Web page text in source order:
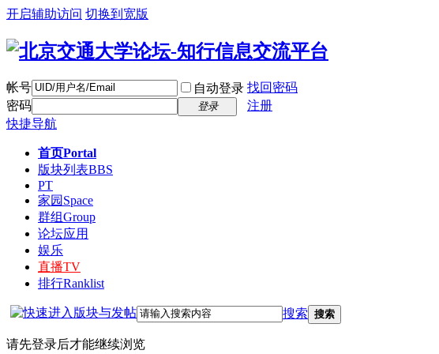
开启辅助访问 切换到宽版
帐号 自动登录 找回密码
密码
登录
注册
快捷导航
首页Portal
版块列表BBS
PT
家园 Space
群组Group
论坛应用
娱乐
直播TV
排行Ranklist
搜索 搜索
请先登录后才能继续浏览